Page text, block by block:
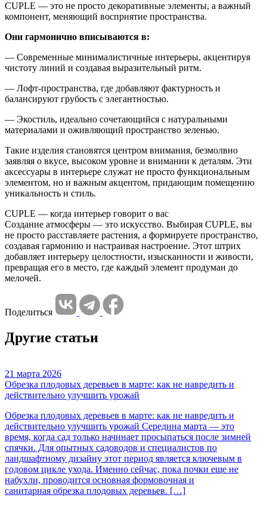
CUPLE — это не просто декоративные элементы, а важный
компонент, меняющий восприятие пространства.
Они гармонично вписываются в:
— Современные минималистичные интерьеры, акцентируя
чистоту линий и создавая выразительный ритм.
— Лофт-пространства, где добавляют фактурность и
балансируют грубость с элегантностью.
— Экостиль, идеально сочетающийся с натуральными
материалами и оживляющий пространство зеленью.
Такие изделия становятся центром внимания, безмолвно
заявляя о вкусе, высоком уровне и внимании к деталям. Эти
аксессуары в интерьере служат не просто функциональным
элементом, но и важным акцентом, придающим помещению
уникальность и стиль.
CUPLE — когда интерьер говорит о вас
Создание атмосферы — это искусство. Выбирая CUPLE, вы
не просто расставляете растения, а формируете пространство,
создавая гармонию и настраивая настроение. Этот штрих
добавляет интерьеру целостности, изысканности и живости,
превращая его в место, где каждый элемент продуман до
мелочей.
Поделиться
Другие статьи
21 марта 2026
Обрезка плодовых деревьев в марте: как не навредить и
действительно улучшить урожай
Обрезка плодовых деревьев в марте: как не навредить и
действительно улучшить урожай Середина марта — это
время, когда сад только начинает просыпаться после зимней
спячки. Для опытных садоводов и специалистов по
ландшафтному дизайну этот период является ключевым в
годовом цикле ухода. Именно сейчас, пока почки еще не
набухли, проводится основная формовочная и
санитарная обрезка плодовых деревьев. […]